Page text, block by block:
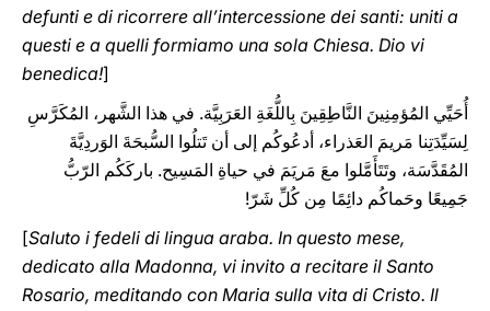
defunti e di ricorrere all’intercessione dei santi: uniti a
questi e a quelli formiamo una sola Chiesa. Dio vi
benedica!]
أُحَيِّي المُؤمِنِينَ النَّاطِقِينَ بِاللُّغَةِ العَرَبِيَّة. في هذا الشَّهر، المُكَرَّسِ
لِسَيِّدَتِنا مَريمَ العَذراء، أدعُوكُم إلى أن تَتلُوا السُّبحَةَ الوَردِيَّةَ
المُقَدَّسَة، وتَتَأَمَّلوا معَ مَريَمَ في حياةِ المَسِيح. باركَكُم الرّبُّ
جَمِيعًا وحَماكُم دائِمًا مِن كُلِّ شَرّ!
[Saluto i fedeli di lingua araba. In questo mese,
dedicato alla Madonna, vi invito a recitare il Santo
Rosario, meditando con Maria sulla vita di Cristo. Il